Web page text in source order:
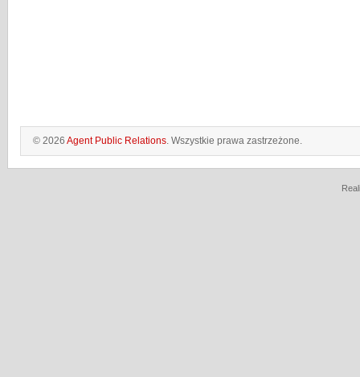
© 2026 Agent Public Relations. Wszystkie prawa zastrzeżone.